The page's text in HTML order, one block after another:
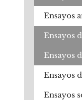
Ensayos
Ensayos
Ensayos
Ensayos
Ensayos